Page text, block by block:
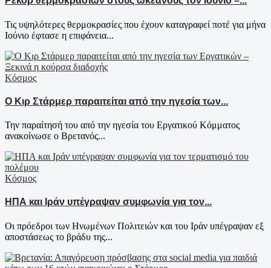
Τις υψηλότερες θερμοκρασίες που έχουν καταγραφεί ποτέ για μήνα
Ιούνιο έφτασε η επιφάνεια...
Κόσμος
Ο Κιρ Στάρμερ παραιτείται από την ηγεσία των...
Την παραίτησή του από την ηγεσία του Εργατικού Κόμματος
ανακοίνωσε ο Βρετανός...
Κόσμος
ΗΠΑ και Ιράν υπέγραψαν συμφωνία για τον...
Οι πρόεδροι των Ηνωμένων Πολιτειών και του Ιράν υπέγραψαν εξ
αποστάσεως το βράδυ της...